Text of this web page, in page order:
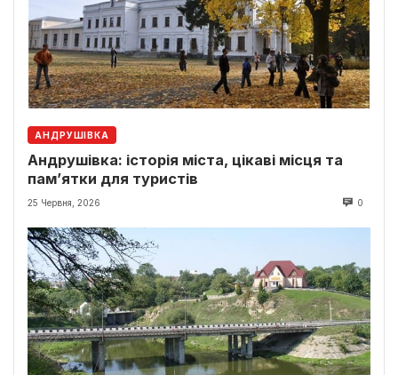
АНДРУШІВКА
Андрушівка: історія міста, цікаві місця та
пам’ятки для туристів
25 Червня, 2026 0